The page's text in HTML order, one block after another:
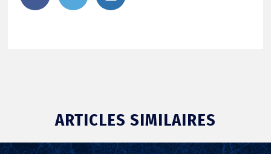
FaceBookTwitterLinkedIn
ARTICLES SIMILAIRES